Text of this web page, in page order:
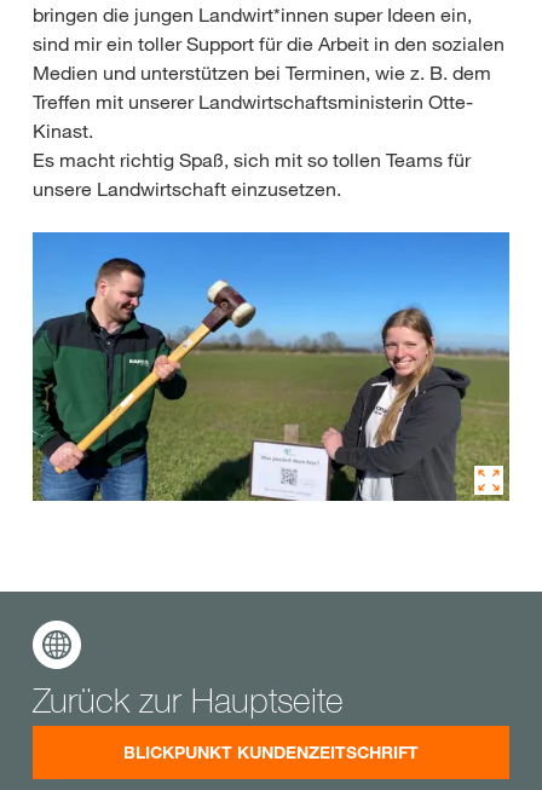
bringen die jungen Landwirt*innen super Ideen ein,
sind mir ein toller Support für die Arbeit in den sozialen
Medien und unterstützen bei Terminen, wie z. B. dem
Treffen mit unserer Landwirtschaftsministerin Otte-
Kinast.
Es macht richtig Spaß, sich mit so tollen Teams für
unsere Landwirtschaft einzusetzen.
Zurück zur Hauptseite
BLICKPUNKT KUNDENZEITSCHRIFT